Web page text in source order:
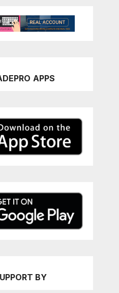
APPS
BY